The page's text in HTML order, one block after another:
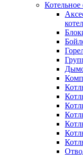
Котельное